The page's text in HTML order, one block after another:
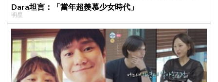
Dara坦言：「當年超羨慕少女時代」
明星